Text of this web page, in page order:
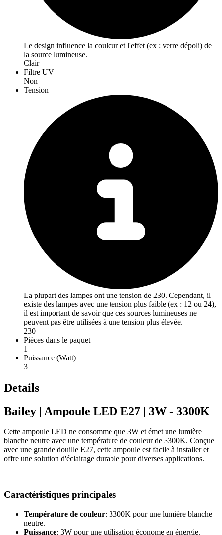
Le design influence la couleur et l'effet (ex : verre dépoli) de
la source lumineuse.
Clair
Filtre UV
Non
Tension
La plupart des lampes ont une tension de 230. Cependant, il
existe des lampes avec une tension plus faible (ex : 12 ou 24),
il est important de savoir que ces sources lumineuses ne
peuvent pas être utilisées à une tension plus élevée.
230
Pièces dans le paquet
1
Puissance (Watt)
3
Details
Bailey | Ampoule LED E27 | 3W - 3300K
Cette ampoule LED ne consomme que 3W et émet une lumière
blanche neutre avec une température de couleur de 3300K. Conçue
avec une grande douille E27, cette ampoule est facile à installer et
offre une solution d'éclairage durable pour diverses applications.
Caractéristiques principales
Température de couleur: 3300K pour une lumière blanche
neutre.
Puissance: 3W pour une utilisation économe en énergie.